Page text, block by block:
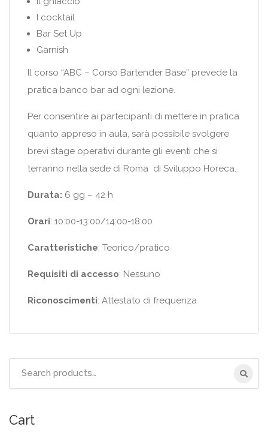
I cocktail
Bar Set Up
Garnish
Il corso “ABC – Corso Bartender Base” prevede la
pratica banco bar ad ogni lezione.
Per consentire ai partecipanti di mettere in pratica
quanto appreso in aula, sarà possibile svolgere
brevi stage operativi durante gli eventi che si
terranno nella sede di Roma di Sviluppo Horeca.
Durata: 6 gg – 42 h
Orari: 10:00-13:00/14:00-18:00
Caratteristiche: Teorico/pratico
Requisiti di accesso: Nessuno
Riconoscimenti: Attestato di frequenza
Cart